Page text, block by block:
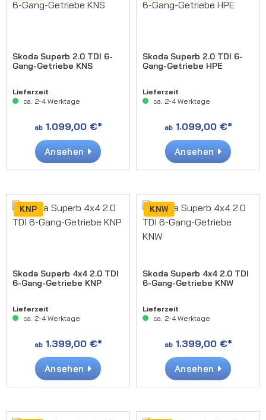
Skoda Superb 2.0 TDI 6-
Gang-Getriebe KNS
Lieferzeit
ca. 2-4 Werktage
ab1.099,00 €*
Ansehen
Skoda Superb 2.0 TDI 6-
Gang-Getriebe HPE
Lieferzeit
ca. 2-4 Werktage
ab1.099,00 €*
Ansehen
KNP
Skoda Superb 4x4 2.0 TDI
6-Gang-Getriebe KNP
Lieferzeit
ca. 2-4 Werktage
ab1.399,00 €*
Ansehen
KNW
Skoda Superb 4x4 2.0 TDI
6-Gang-Getriebe KNW
Lieferzeit
ca. 2-4 Werktage
ab1.399,00 €*
Ansehen